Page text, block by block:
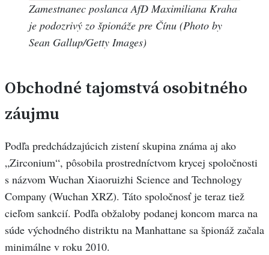
Zamestnanec poslanca AfD Maximiliana Kraha
je podozrivý zo špionáže pre Čínu (Photo by
Sean Gallup/Getty Images)
Obchodné tajomstvá osobitného
záujmu
Podľa predchádzajúcich zistení skupina známa aj ako
„Zirconium“, pôsobila prostredníctvom krycej spoločnosti
s názvom Wuchan Xiaoruizhi Science and Technology
Company (Wuchan XRZ). Táto spoločnosť je teraz tiež
cieľom sankcií. Podľa obžaloby podanej koncom marca na
súde východného distriktu na Manhattane sa špionáž začala
minimálne v roku 2010.